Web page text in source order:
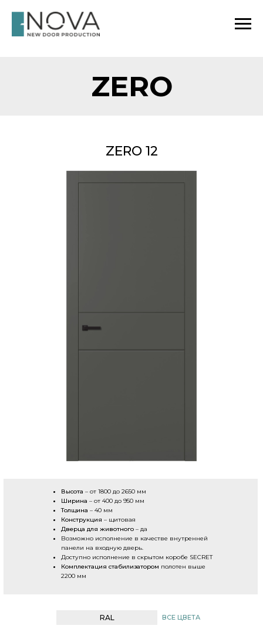
ZERO
ZERO 12
Высота – от 1800 до 2650 мм
Ширина – от 400 до 950 мм
Толщина – 40 мм
Конструкция – щитовая
Дверца для животного – да
Возможно исполнение в качестве внутренней
панели на входную дверь.
Доступно исполнение в скрытом коробе SECRET
Комплектация стабилизатором полотен выше
2200 мм
RAL ВСЕ ЦВЕТА